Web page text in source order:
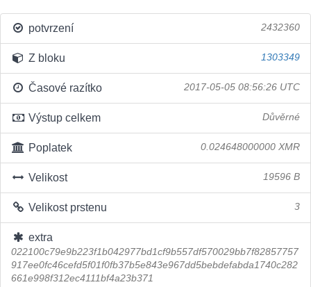
potvrzení 2432360
Z bloku 1303349
Časové razítko 2017-05-05 08:56:26 UTC
Výstup celkem Důvěrné
Poplatek 0.024648000000 XMR
Velikost 19596 B
Velikost prstenu 3
extra
022100c79e9b223f1b042977bd1cf9b557df570029bb7f82857757
917ee0fc46cefd5f01f0fb37b5e843e967dd5bebdefabda1740c282
661e998f312ec4111bf4a23b371